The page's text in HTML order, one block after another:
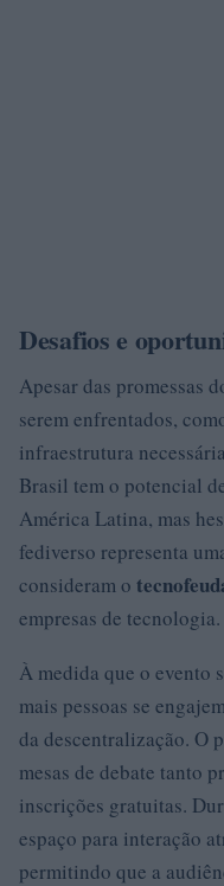
Desafios e
Apesar das promessas
serem enfrentados,
infraestrutura
Brasil tem o potencial
América Latina, mas
fediverso representa
consideram o
empresas de tecnologia.
À medida que o evento
mais pessoas se
da descentralização. O
mesas de debate tanto
inscrições gratuitas.
espaço para interação
permitindo que a